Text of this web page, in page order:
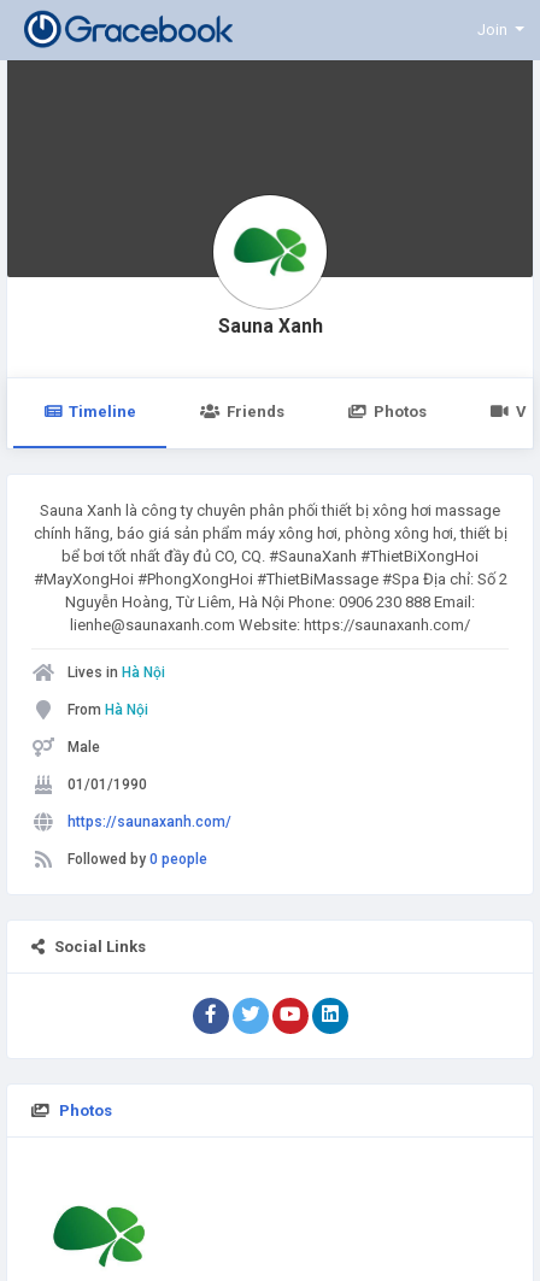
Join
Sauna Xanh
Timeline Friends Photos
Sauna Xanh là công ty chuyên phân phối thiết bị xông hơi massage
chính hãng, báo giá sản phẩm máy xông hơi, phòng xông hơi, thiết bị
bể bơi tốt nhất đầy đủ CO, CQ. #SaunaXanh #ThietBiXongHoi
#MayXongHoi #PhongXongHoi #ThietBiMassage #Spa Địa chỉ: Số 2
Nguyễn Hoàng, Từ Liêm, Hà Nội Phone: 0906 230 888 Email:
lienhe@saunaxanh.com Website: https://saunaxanh.com/
Lives in Hà Nội
From Hà Nội
Male
01/01/1990
https://saunaxanh.com/
Followed by 0 people
Social Links
Photos